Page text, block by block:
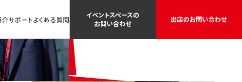
出店のお問い合わせ
イベントスペースの
お問い合わせ
サポートよくある質問